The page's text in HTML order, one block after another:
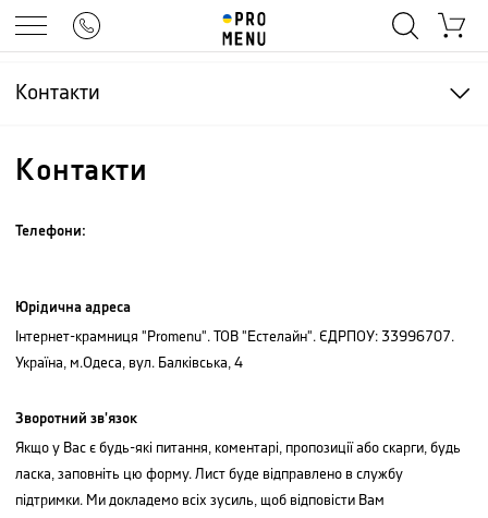
Контакти
Контакти
Телефони:
Юрідична адреса
Інтернет-крамниця "Promenu". ТОВ "Естелайн". ЄДРПОУ: 33996707.
Україна, м.Одеса, вул. Балківська, 4
Зворотний зв'язок
Якщо у Вас є будь-які питання, коментарі, пропозиції або скарги, будь
ласка, заповніть цю форму. Лист буде відправлено в службу
підтримки. Ми докладемо всіх зусиль, щоб відповісти Вам